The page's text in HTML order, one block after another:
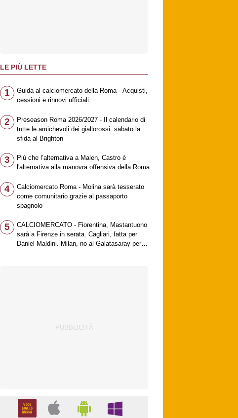
LE PIÙ LETTE
1
Guida al calciomercato della Roma - Acquisti,
cessioni e rinnovi ufficiali
2
Preseason Roma 2026/2027 - Il calendario di
tutte le amichevoli dei giallorossi: sabato la
sfida al Brighton
3
Più che l’alternativa a Malen, Castro è
l'alternativa alla manovra offensiva della Roma
4
Calciomercato Roma - Molina sarà tesserato
come comunitario grazie al passaporto
spagnolo
5
CALCIOMERCATO - Fiorentina, Mastantuono
sarà a Firenze in serata. Cagliari, fatta per
Daniel Maldini. Milan, no al Galatasaray per